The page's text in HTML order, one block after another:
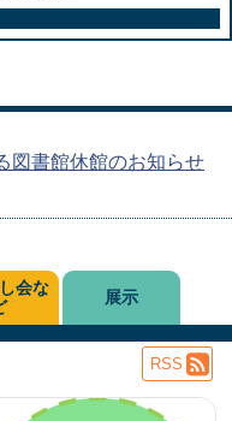
図書館休館のお知らせ
会な
展示
RSS